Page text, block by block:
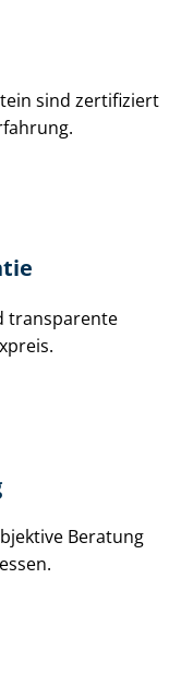
sind zertifiziert
transparente
Beratung